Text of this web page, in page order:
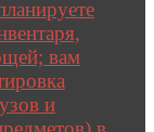
вам
и